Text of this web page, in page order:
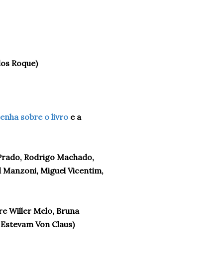
Roque)
sobre o livro e a
Rodrigo Machado,
Manzoni, Miguel Vicentim,
Willer Melo, Bruna
Von Claus)